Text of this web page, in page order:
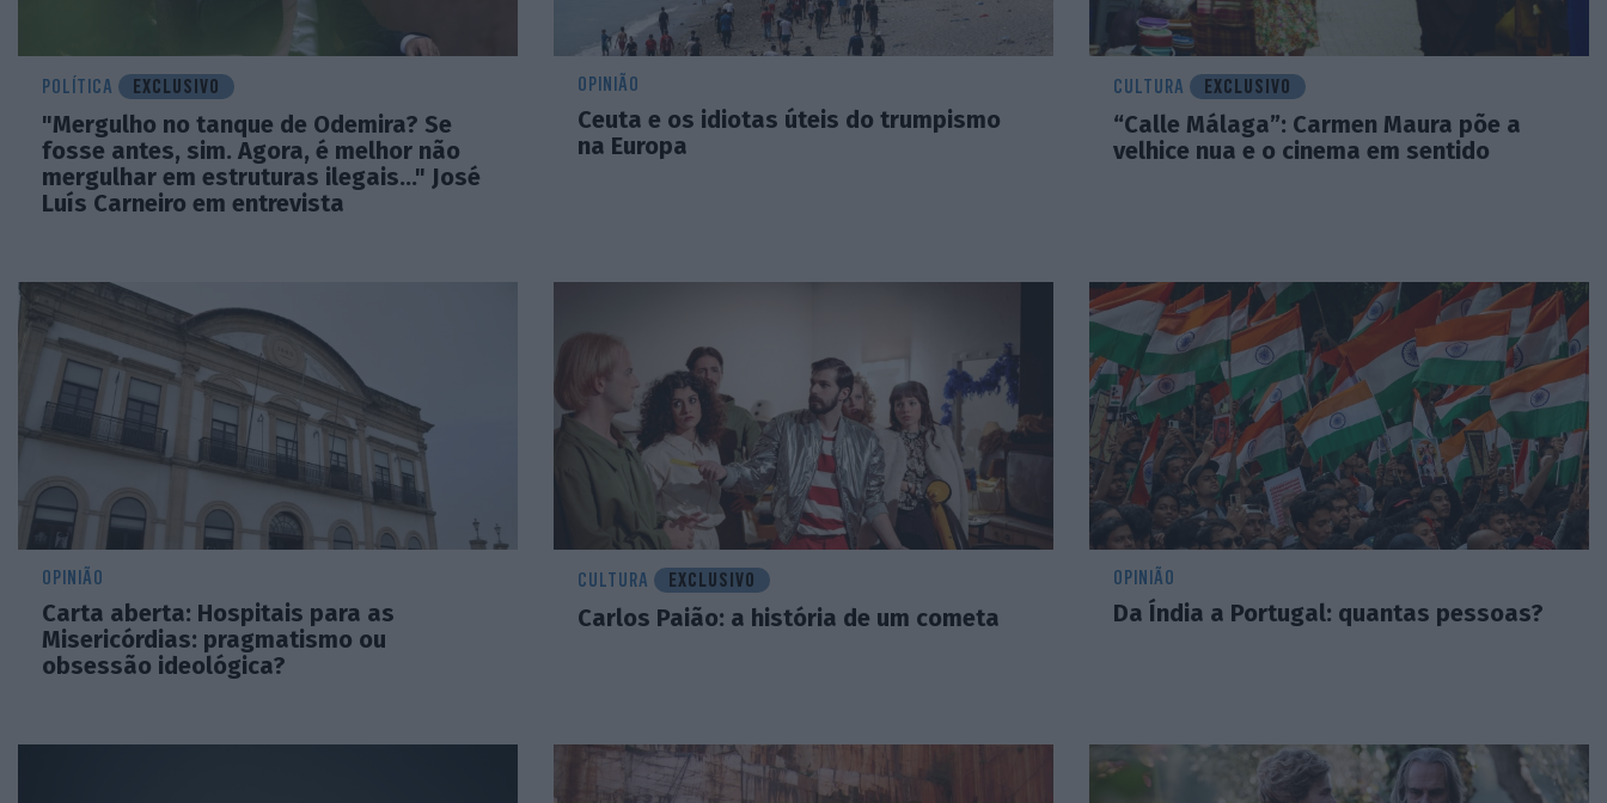
POLÍTICA EXCLUSIVO
"Mergulho no tanque de Odemira? Se
fosse antes, sim. Agora, é melhor não
mergulhar em estruturas ilegais..." José
Luís Carneiro em entrevista
OPINIÃO
Ceuta e os idiotas úteis do trumpismo
na Europa
CULTURA EXCLUSIVO
“Calle Málaga”: Carmen Maura põe a
velhice nua e o cinema em sentido
OPINIÃO
Carta aberta: Hospitais para as
Misericórdias: pragmatismo ou
obsessão ideológica?
CULTURA EXCLUSIVO
Carlos Paião: a história de um cometa
OPINIÃO
Da Índia a Portugal: quantas pessoas?